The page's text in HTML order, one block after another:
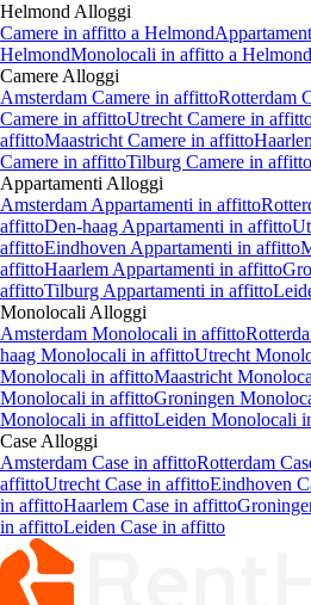
Helmond Alloggi
Camere in affitto a Helmond
HelmondMonolocali in affitto a Helmond
Camere Alloggi
Amsterdam Camere in affittoRotterdam
Camere in affittoUtrecht Camere in
affittoMaastricht Camere in affitto
Camere in affittoTilburg Camere in affitto
Appartamenti Alloggi
Amsterdam Appartamenti in affitto
affittoDen-haag Appartamenti in affitto
affittoEindhoven Appartamenti in affitto
affittoHaarlem Appartamenti in affitto
affittoTilburg Appartamenti in affitto
Monolocali Alloggi
Amsterdam Monolocali in affitto
haag Monolocali in affittoUtrecht
Monolocali in affittoMaastricht
Monolocali in affittoGroningen
Monolocali in affittoLeiden Monolocali
Case Alloggi
Amsterdam Case in affittoRotterdam
affittoUtrecht Case in affittoEindhoven
in affittoHaarlem Case in affitto
in affittoLeiden Case in affitto